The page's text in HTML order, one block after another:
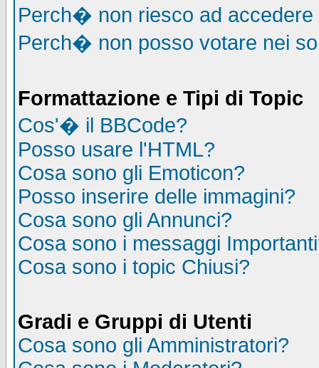
Perch� non riesco ad accedere
Perch� non posso votare nei
Formattazione e Tipi di Topic
Cos'� il BBCode?
Posso usare l'HTML?
Cosa sono gli Emoticon?
Posso inserire delle immagini?
Cosa sono gli Annunci?
Cosa sono i messaggi
Cosa sono i topic Chiusi?
Gradi e Gruppi di Utenti
Cosa sono gli Amministratori?